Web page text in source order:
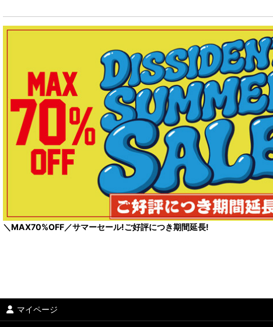
＼MAX70%OFF／サマーセール!ご好評につき期間延長!
マイページ